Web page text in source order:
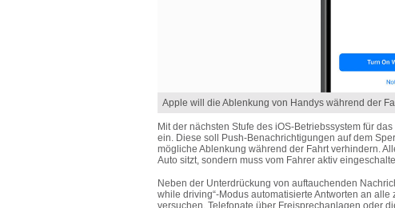
Apple will die Ablenkung von Handys während der
Mit der nächsten Stufe des iOS-Betriebssystem für
ein. Diese soll Push-Benachrichtigungen auf dem
mögliche Ablenkung während der Fahrt verhindern.
Auto sitzt, sondern muss vom Fahrer aktiv
Neben der Unterdrückung von auftauchenden
while driving“-Modus automatisierte Antworten an
versuchen. Telefonate über Freisprechanlagen oder